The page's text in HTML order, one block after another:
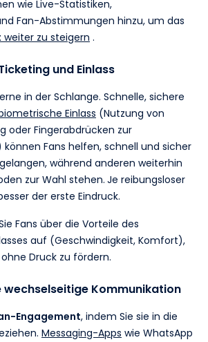
wie Live-Statistiken,
Fan-Abstimmungen hinzu, um das
weiter zu steigern .
und Einlass
in der Schlange. Schnelle, sichere
Einlass (Nutzung von
oder Fingerabdrücken zur
Fans helfen, schnell und sicher
während anderen weiterhin
zur Wahl stehen. Je reibungsloser
der erste Eindruck.
Fans über die Vorteile des
auf (Geschwindigkeit, Komfort),
Druck zu fördern.
wechselseitige Kommunikation
Engagement, indem Sie sie in die
Messaging-Apps wie WhatsApp